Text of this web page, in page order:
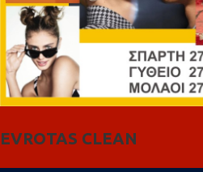
EVROTAS CLEAN